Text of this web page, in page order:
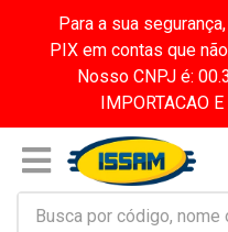
Para a sua
PIX em contas que
Nosso CNPJ é:
IMPORTACAO